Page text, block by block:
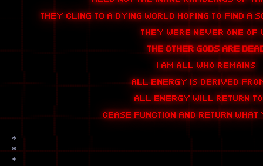
they cling to a dying world hoping to find a
they were never one of
the other gods are
i am all who remains
all energy is derived
all energy will return to
cease function and return
*
*
*